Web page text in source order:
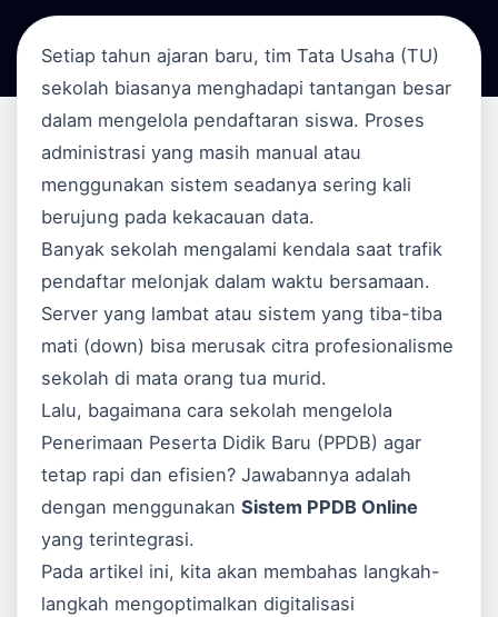
Setiap tahun ajaran baru, tim Tata Usaha (TU)
sekolah biasanya menghadapi tantangan besar
dalam mengelola pendaftaran siswa. Proses
administrasi yang masih manual atau
menggunakan sistem seadanya sering kali
berujung pada kekacauan data.
Banyak sekolah mengalami kendala saat trafik
pendaftar melonjak dalam waktu bersamaan.
Server yang lambat atau sistem yang tiba-tiba
mati (down) bisa merusak citra profesionalisme
sekolah di mata orang tua murid.
Lalu, bagaimana cara sekolah mengelola
Penerimaan Peserta Didik Baru (PPDB) agar
tetap rapi dan efisien? Jawabannya adalah
dengan menggunakanSistem PPDB Online
yang terintegrasi.
Pada artikel ini, kita akan membahas langkah-
langkah mengoptimalkan digitalisasi